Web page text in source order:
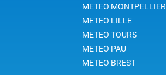
par an en
METEO MONTPELLIER
METEO LILLE
METEO TOURS
METEO PAU
METEO BREST